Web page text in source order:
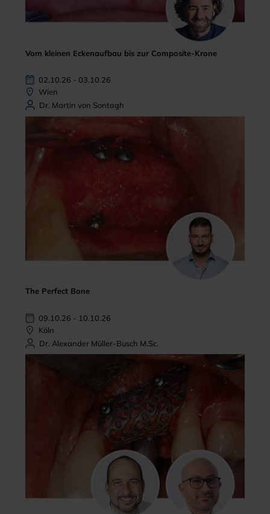
Vom kleinen Eckenaufbau bis zur Composite-Krone
02.10.26 - 03.10.26
Wien
Dr. Martin von Sontagh
The Perfect Bone
09.10.26 - 10.10.26
Köln
Dr. Alexander Müller-Busch M.Sc.